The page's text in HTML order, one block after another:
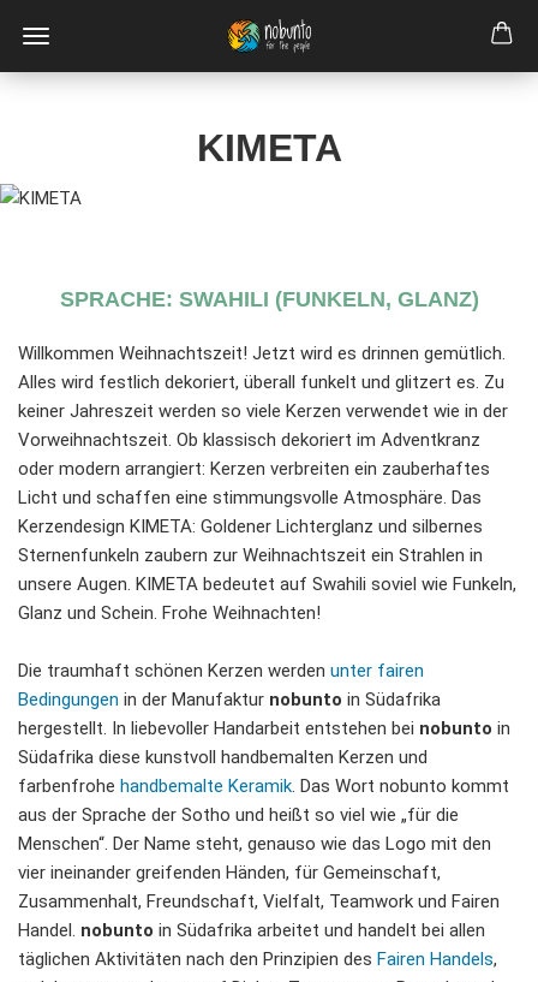
KIMETA
SPRACHE: SWAHILI (FUNKELN, GLANZ)
Willkommen Weihnachtszeit! Jetzt wird es drinnen gemütlich.
Alles wird festlich dekoriert, überall funkelt und glitzert es. Zu
keiner Jahreszeit werden so viele Kerzen verwendet wie in der
Vorweihnachtszeit. Ob klassisch dekoriert im Adventkranz
oder modern arrangiert: Kerzen verbreiten ein zauberhaftes
Licht und schaffen eine stimmungsvolle Atmosphäre. Das
Kerzendesign KIMETA: Goldener Lichterglanz und silbernes
Sternenfunkeln zaubern zur Weihnachtszeit ein Strahlen in
unsere Augen. KIMETA bedeutet auf Swahili soviel wie Funkeln,
Glanz und Schein. Frohe Weihnachten!
Die traumhaft schönen Kerzen werden unter fairen
Bedingungen in der Manufaktur nobunto in Südafrika
hergestellt. In liebevoller Handarbeit entstehen bei nobunto in
Südafrika diese kunstvoll handbemalten Kerzen und
farbenfrohe handbemalte Keramik. Das Wort nobunto kommt
aus der Sprache der Sotho und heißt so viel wie „für die
Menschen“. Der Name steht, genauso wie das Logo mit den
vier ineinander greifenden Händen, für Gemeinschaft,
Zusammenhalt, Freundschaft, Vielfalt, Teamwork und Fairen
Handel. nobunto in Südafrika arbeitet und handelt bei allen
täglichen Aktivitäten nach den Prinzipien des Fairen Handels,